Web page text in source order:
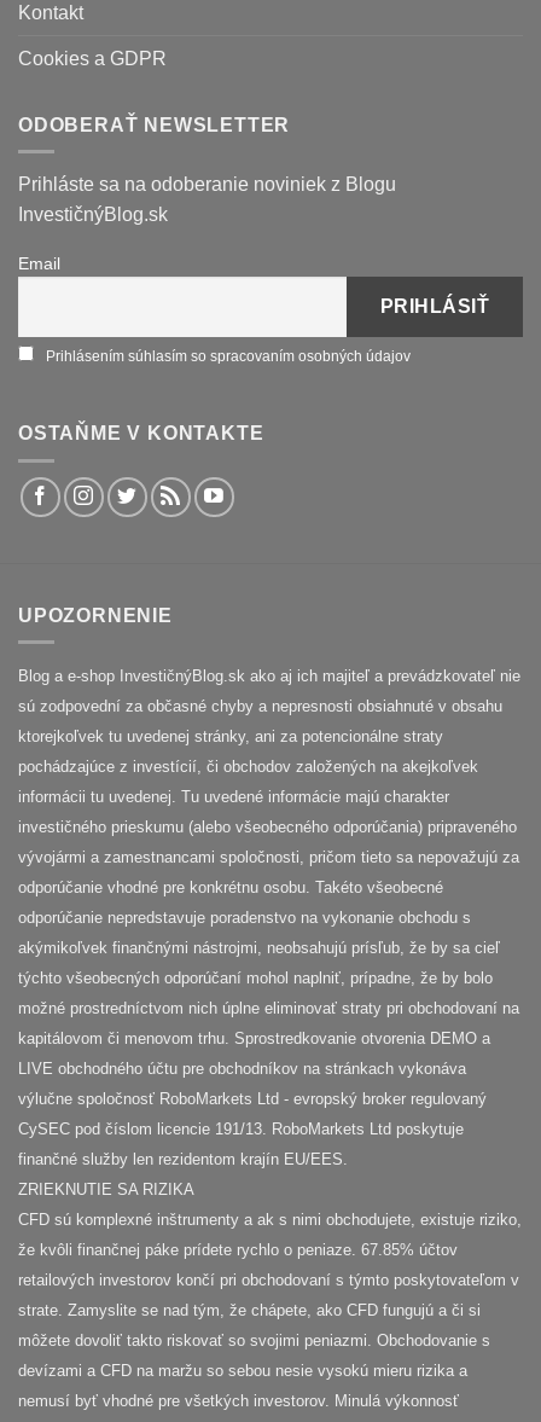
Kontakt
Cookies a GDPR
ODOBERAŤ NEWSLETTER
Prihláste sa na odoberanie noviniek z Blogu
InvestičnýBlog.sk
Email
Prihlásením súhlasím so spracovaním osobných údajov
OSTAŇME V KONTAKTE
UPOZORNENIE
Blog a e-shop InvestičnýBlog.sk ako aj ich majiteľ a prevádzkovateľ nie
sú zodpovední za občasné chyby a nepresnosti obsiahnuté v obsahu
ktorejkoľvek tu uvedenej stránky, ani za potencionálne straty
pochádzajúce z investícií, či obchodov založených na akejkoľvek
informácii tu uvedenej. Tu uvedené informácie majú charakter
investičného prieskumu (alebo všeobecného odporúčania) pripraveného
vývojármi a zamestnancami spoločnosti, pričom tieto sa nepovažujú za
odporúčanie vhodné pre konkrétnu osobu. Takéto všeobecné
odporúčanie nepredstavuje poradenstvo na vykonanie obchodu s
akýmikoľvek finančnými nástrojmi, neobsahujú prísľub, že by sa cieľ
týchto všeobecných odporúčaní mohol naplniť, prípadne, že by bolo
možné prostredníctvom nich úplne eliminovať straty pri obchodovaní na
kapitálovom či menovom trhu. Sprostredkovanie otvorenia DEMO a
LIVE obchodného účtu pre obchodníkov na stránkach vykonáva
výlučne spoločnosť RoboMarkets Ltd - evropský broker regulovaný
CySEC pod číslom licencie 191/13. RoboMarkets Ltd poskytuje
finančné služby len rezidentom krajín EU/EES.
ZRIEKNUTIE SA RIZIKA
CFD sú komplexné inštrumenty a ak s nimi obchodujete, existuje riziko,
že kvôli finančnej páke prídete rychlo o peniaze. 67.85% účtov
retailových investorov končí pri obchodovaní s týmto poskytovateľom v
strate. Zamyslite se nad tým, že chápete, ako CFD fungujú a či si
môžete dovoliť takto riskovať so svojimi peniazmi. Obchodovanie s
devízami a CFD na maržu so sebou nesie vysokú mieru rizika a
nemusí byť vhodné pre všetkých investorov. Minulá výkonnosť